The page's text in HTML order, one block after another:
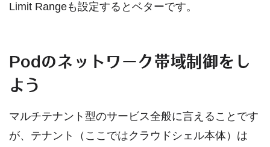
Limit Rangeも設定するとベターです。
Podのネットワーク帯域制御をし
よう
マルチテナント型のサービス全般に言えることです
が、テナント（ここではクラウドシェル本体）は